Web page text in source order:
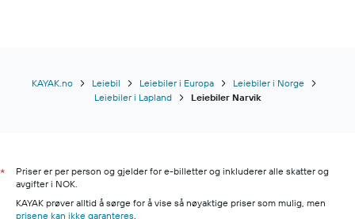
KAYAK.no Leiebil Leiebiler i Europa
Leiebiler i Norge
Leiebiler i Lapland
Leiebiler Narvik
*
Priser er per person og gjelder for e-billetter og inkluderer alle skatter og
avgifter i NOK.
KAYAK prøver alltid å sørge for å vise så nøyaktige priser som mulig, men
prisene kan ikke garanteres